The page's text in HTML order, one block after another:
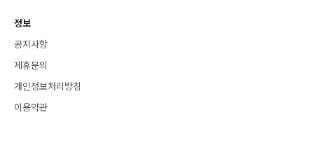
정보
공지사항
제휴문의
개인정보처리방침
이용약관